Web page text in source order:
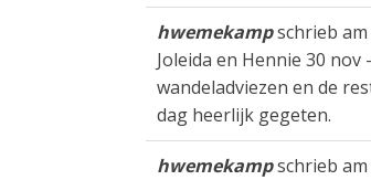
hwemekampschrieb am
Joleida en Hennie 30
wandeladviezen en de
dag heerlijk gegeten.
hwemekampschrieb am